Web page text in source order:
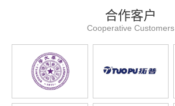
合作客户
Cooperative Customers